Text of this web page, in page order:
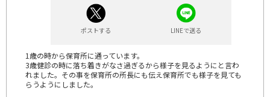
ポストする LINEで送る
1歳の時から保育所に通っています。
3歳健診の時に落ち着きがなさ過ぎるから様子を見るようにと言わ
れました。その事を保育所の所長にも伝え保育所でも様子を見ても
らうようにしました。